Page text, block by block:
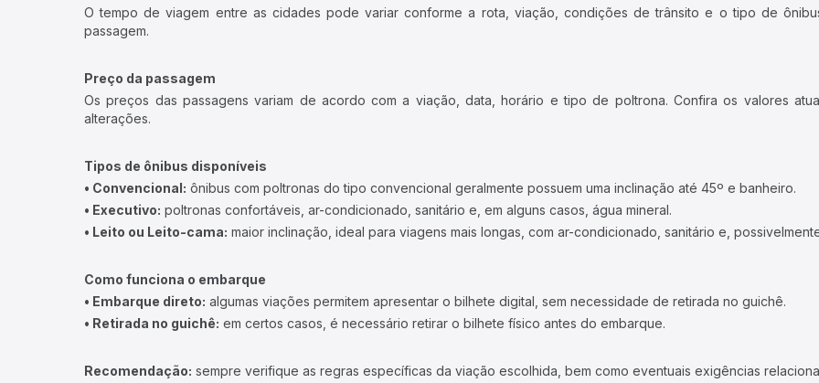
O tempo de viagem entre as cidades pode variar conforme a rota, viação, condições de trânsito e o tipo de
passagem.
Preço da passagem
Os preços das passagens variam de acordo com a viação, data, horário e tipo de poltrona. Confira os valores
alterações.
Tipos de ônibus disponíveis
• Convencional: ônibus com poltronas do tipo convencional geralmente possuem uma inclinação até 45º e banheiro.
• Executivo: poltronas confortáveis, ar-condicionado, sanitário e, em alguns casos, água mineral.
• Leito ou Leito-cama: maior inclinação, ideal para viagens mais longas, com ar-condicionado, sanitário e,
Como funciona o embarque
• Embarque direto: algumas viações permitem apresentar o bilhete digital, sem necessidade de retirada no guichê.
• Retirada no guichê: em certos casos, é necessário retirar o bilhete físico antes do embarque.
Recomendação: sempre verifique as regras específicas da viação escolhida, bem como eventuais exigências